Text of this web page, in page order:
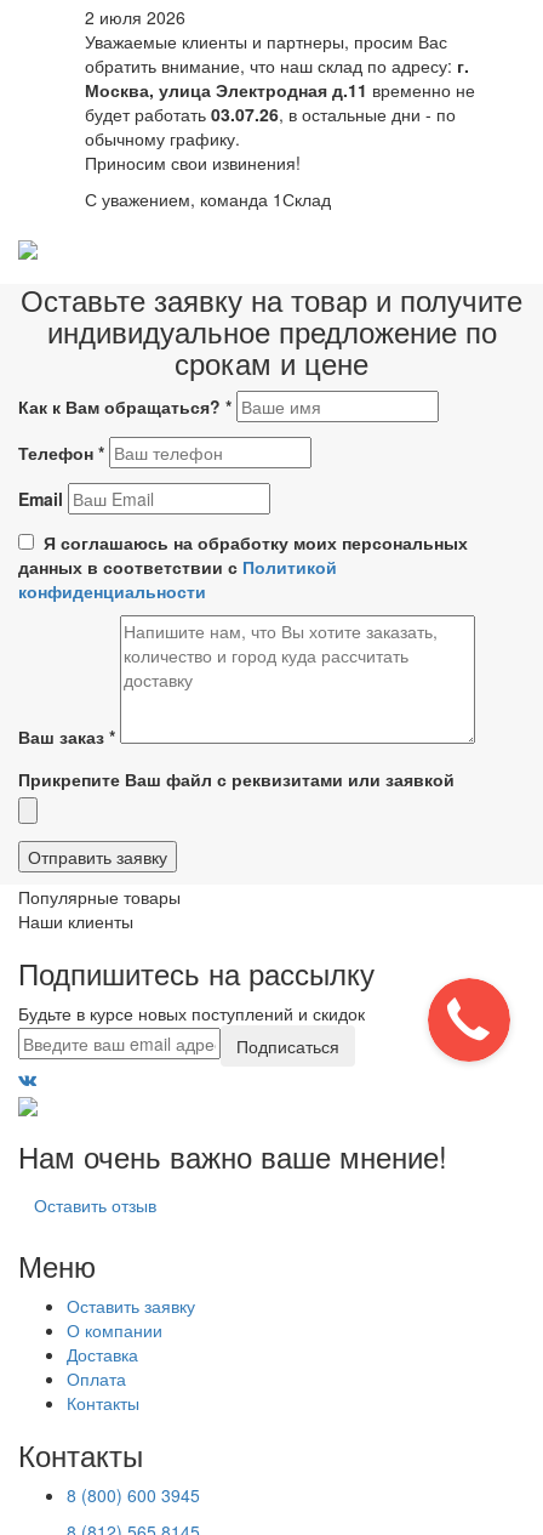
2 июля 2026
Уважаемые клиенты и партнеры, просим Вас
обратить внимание, что наш склад по адресу: г.
Москва, улица Электродная д.11 временно не
будет работать 03.07.26, в остальные дни - по
обычному графику.
Приносим свои извинения!
С уважением, команда 1Склад
Оставьте заявку на товар и получите
индивидуальное предложение по
срокам и цене
Как к Вам обращаться? *
Телефон *
Email
Я соглашаюсь на обработку моих персональных
данных в соответствии с Политикой
конфиденциальности
Ваш заказ *
Прикрепите Ваш файл с реквизитами или заявкой
Популярные товары
Наши клиенты
Подпишитесь на рассылку
Будьте в курсе новых поступлений и скидок
Подписаться
Нам очень важно ваше мнение!
Оставить отзыв
Меню
Оставить заявку
О компании
Доставка
Оплата
Контакты
Контакты
8 (800) 600 3945